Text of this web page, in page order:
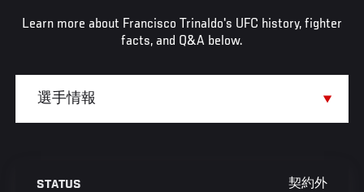
Learn more about Francisco Trinaldo's UFC history, fighter
facts, and Q&A below.
STATUS 契約外